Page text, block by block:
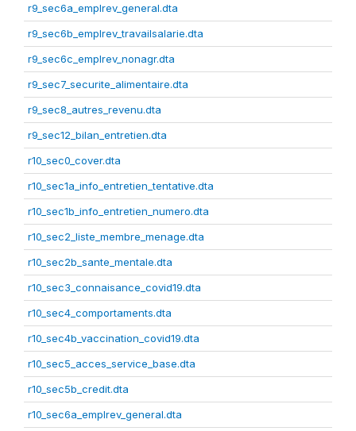
r9_sec6a_emplrev_general.dta
r9_sec6b_emplrev_travailsalarie.dta
r9_sec6c_emplrev_nonagr.dta
r9_sec7_securite_alimentaire.dta
r9_sec8_autres_revenu.dta
r9_sec12_bilan_entretien.dta
r10_sec0_cover.dta
r10_sec1a_info_entretien_tentative.dta
r10_sec1b_info_entretien_numero.dta
r10_sec2_liste_membre_menage.dta
r10_sec2b_sante_mentale.dta
r10_sec3_connaisance_covid19.dta
r10_sec4_comportaments.dta
r10_sec4b_vaccination_covid19.dta
r10_sec5_acces_service_base.dta
r10_sec5b_credit.dta
r10_sec6a_emplrev_general.dta